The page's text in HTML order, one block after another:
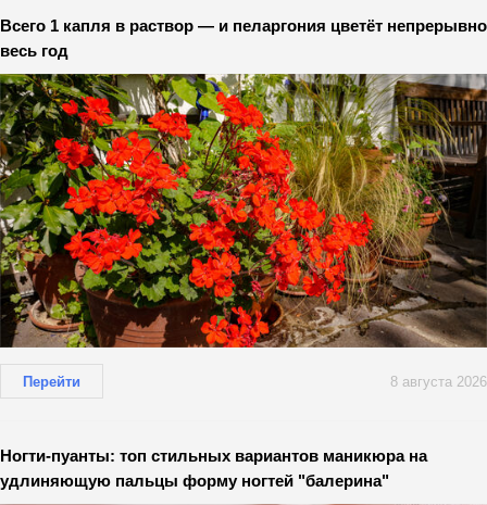
Всего 1 капля в раствор — и пеларгония цветёт непрерывно
весь год
Перейти 8 августа 2026
Ногти-пуанты: топ стильных вариантов маникюра на
удлиняющую пальцы форму ногтей "балерина"